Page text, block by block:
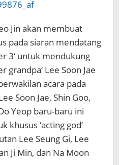
Jin akan membuat
pada siaran mendatang
3‘ untuk mendukung
grandpa‘ Lee Soon Jae
acara pada
Soon Jae, Shin Goo,
Yeop baru-baru ini
khusus‘acting god’
Lee Seung Gi, Lee
Ji Min, dan Na Moon